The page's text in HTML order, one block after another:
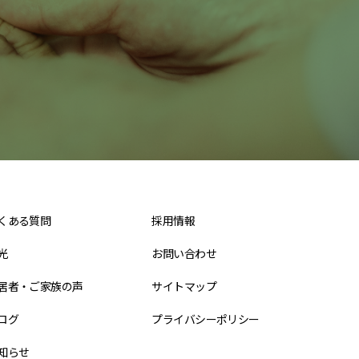
ある質問
者・ご家族の声
グ
らせ
採用情報
お問い合わせ
サイトマップ
プライバシーポリシー